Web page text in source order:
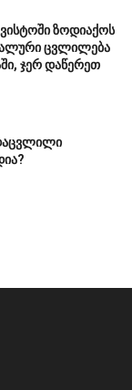
ზოდიაქოს
ცვლილება
ჯერ დაწერეთ